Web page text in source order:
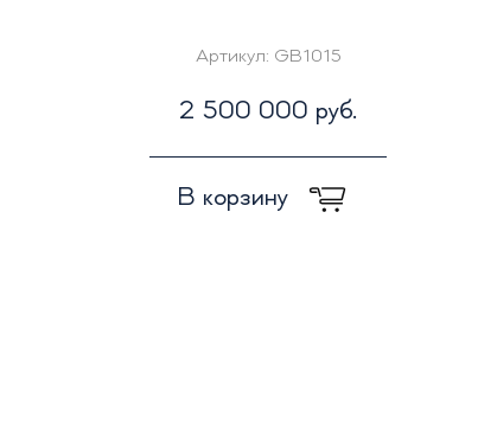
Артикул: GB1015
2 500 000 руб.
В корзину